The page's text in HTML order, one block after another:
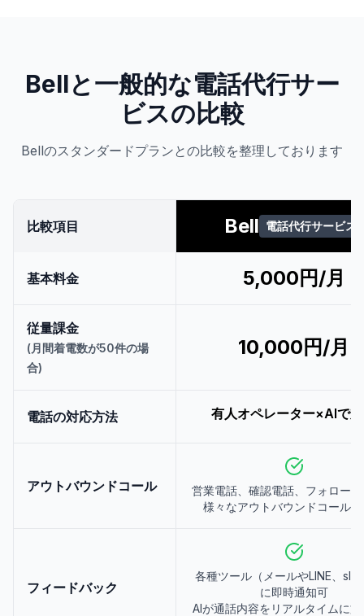
Bellと一般的な電話代行サー
ビスの比較
Bellのスタンダードプランとの比較を整理しております
比較項目 Bell 電話代行サービス
基本料金 5,000円/月
従量課金
(月間着電数が50件の場
合)
10,000円/月
電話の対応方法 有人オペレーター×AIで
アウトバウンドコール
営業電話、確認電話、フォロー
様々なアウトバウンドコール
フィードバック
各種ツール（メールやLINE、
に即時通知可
AIが通話内容をリアルタイムに